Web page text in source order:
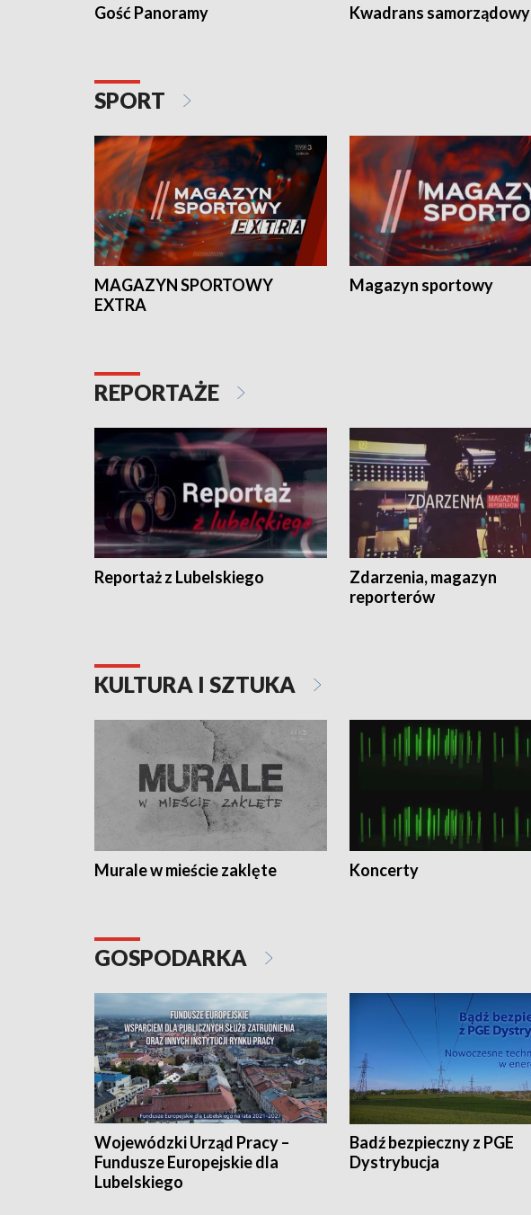
Gość Panoramy Kwadrans samorządowy
SPORT
MAGAZYN SPORTOWY
EXTRA
Magazyn sportowy
REPORTAŻE
Reportaż z Lubelskiego
Zdarzenia, magazyn
reporterów
KULTURA I SZTUKA
Murale w mieście zaklęte Koncerty
GOSPODARKA
Wojewódzki Urząd Pracy –
Fundusze Europejskie dla
Lubelskiego
Badź bezpieczny z PGE
Dystrybucja